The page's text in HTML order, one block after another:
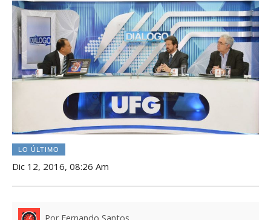
LO ÚLTIMO
Dic 12, 2016, 08:26 Am
Por Fernando Santos